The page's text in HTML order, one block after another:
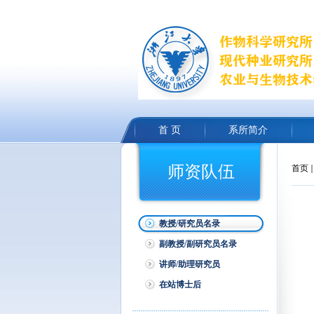
首 页 系所简介
师资队伍
教授/研究员名录
副教授/副研究员名录
讲师/助理研究员
在站博士后
首页